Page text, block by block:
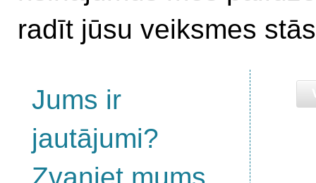
radīt jūsu veiksmes
Jums ir
jautājumi?